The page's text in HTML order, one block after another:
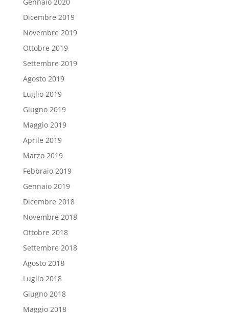
Dicembre 2019
Novembre 2019
Ottobre 2019
Settembre 2019
Agosto 2019
Luglio 2019
Giugno 2019
Maggio 2019
Aprile 2019
Marzo 2019
Febbraio 2019
Gennaio 2019
Dicembre 2018
Novembre 2018
Ottobre 2018
Settembre 2018
Agosto 2018
Luglio 2018
Giugno 2018
Maggio 2018